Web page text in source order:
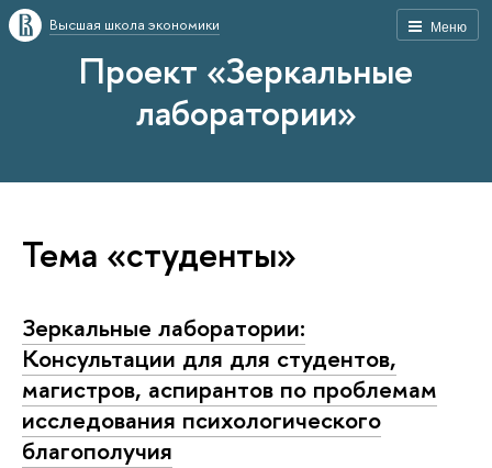
Меню
Высшая школа экономики
Проект «Зеркальные
лаборатории»
Тема «студенты»
Зеркальные лаборатории:
Консультации для для студентов,
магистров, аспирантов по проблемам
исследования психологического
благополучия